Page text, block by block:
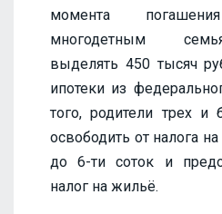
момента
многодетным
выделять 450 тысяч
ипотеки из
того, родители трех и
освободить от налога
до 6-ти соток и
налог на жильё.